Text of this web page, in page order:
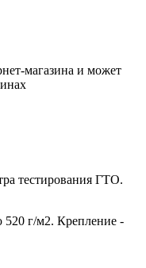
магазина и может
тестирования ГТО.
520 г/м2. Крепление -